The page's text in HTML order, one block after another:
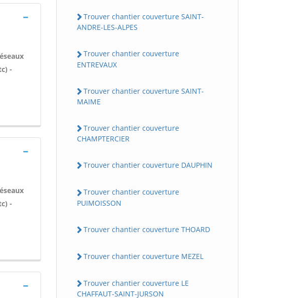
-
-
Trouver chantier couverture SAINT-
ANDRE-LES-ALPES
Trouver chantier couverture
ENTREVAUX
Trouver chantier couverture SAINT-
MAIME
Trouver chantier couverture
CHAMPTERCIER
Trouver chantier couverture DAUPHIN
Trouver chantier couverture
PUIMOISSON
Trouver chantier couverture THOARD
Trouver chantier couverture MEZEL
Trouver chantier couverture LE
CHAFFAUT-SAINT-JURSON